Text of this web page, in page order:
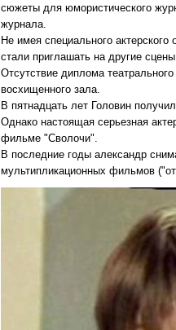
сюжеты для юмористического
журнала.
Не имея специального
стали приглашать на другие сцены.
Отсутствие диплома
восхищенного зала.
В пятнадцать лет Головин
Однако настоящая серьезная
фильме "Сволочи".
В последние годы александр
мультипликационных фильмов